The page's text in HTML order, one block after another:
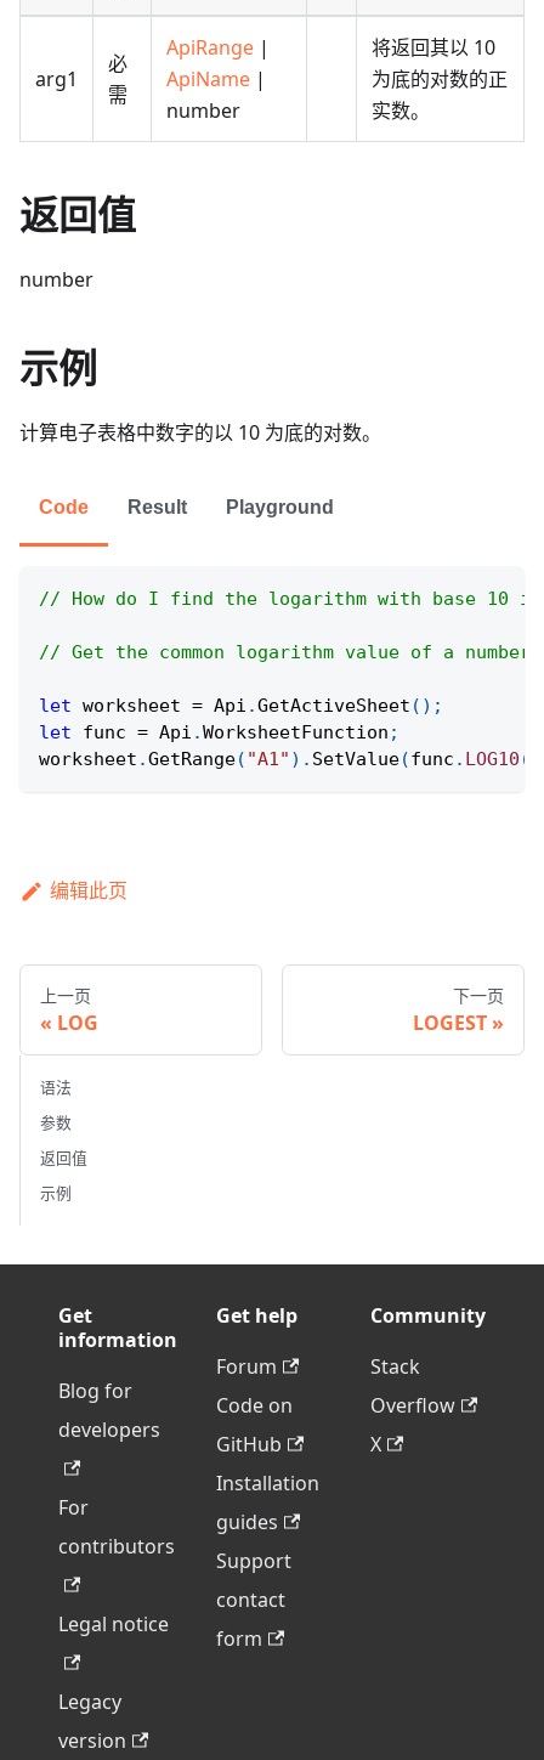
arg1
必
需
ApiRange |
ApiName |
number
将返回其以 10
为底的对数的正
实数。
返回值
number
示例
计算电子表格中数字的以 10 为底的对数。
Code Result Playground
// How do I find the logarithm with base 10 in
// Get the common logarithm value of a
let worksheet = Api .GetActiveSheet ( ) ;
let func = Api .WorksheetFunction ;
worksheet .GetRange( "A1" ) . SetValue(func . LOG10 (
编辑此页
上一页
LOG
下一页
LOGEST
语法
参数
返回值
示例
Get
information
Blog for
developers
For
contributors
Legal notice
Legacy
version
Get help
Forum
Code on
GitHub
Installation
guides
Support
contact
form
Community
Stack
Overflow
X